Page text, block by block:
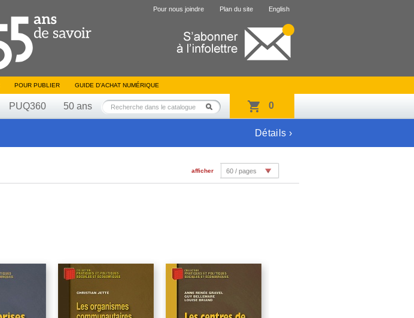
Pour nous joindre Plan du site English
POUR PUBLIER GUIDE D’ACHAT NUMÉRIQUE
PUQ360 50 ans 0
Détails ›
afficher 60 / pages